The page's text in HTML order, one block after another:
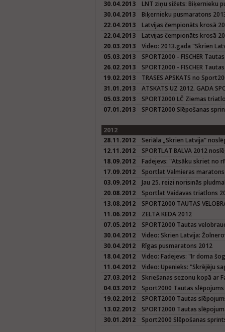
30.04.2013
LNT ziņu sižets: Biķernieku
30.04.2013
Biķernieku pusmaratons
22.04.2013
Latvijas čempionāts krosā
22.04.2013
Latvijas čempionāts krosā
20.03.2013
Video: 2013.gada "Skrien
05.03.2013
SPORT2000 - FISCHER
26.02.2013
SPORT2000 - FISCHER
19.02.2013
TRASES APSKATS no
31.01.2013
ATSKATS UZ 2012. GADA
05.03.2013
SPORT2000 LČ Ziemas
07.01.2013
SPORT2000 Slēpošanas
2012
28.11.2012
Seriāla „Skrien Latvija"
12.11.2012
SPORTLAT BALVA 2012
18.09.2012
Fadejevs: "Atsāku skriet no
17.09.2012
Sportlat Valmieras
03.09.2012
Jau 25. reizi norisinās
20.08.2012
Sportlat Vaidavas triatlons
13.08.2012
SPORT2000 TAUTAS
11.06.2012
ZELTA KEDA 2012
07.05.2012
SPORT2000 Tautas
30.04.2012
Video: Skrien Latvija:
30.04.2012
Rīgas pusmaratons 2012
18.04.2012
Video: Fadejevs: "Ir doma
11.04.2012
Video: Upenieks: "Skrējēju
27.03.2012
Skriešanas sezonu kopā ar
04.03.2012
Sport2000 Tautas
19.02.2012
SPORT2000 Tautas
13.02.2012
SPORT2000 Tautas
30.01.2012
Sport2000 Slēpošanas